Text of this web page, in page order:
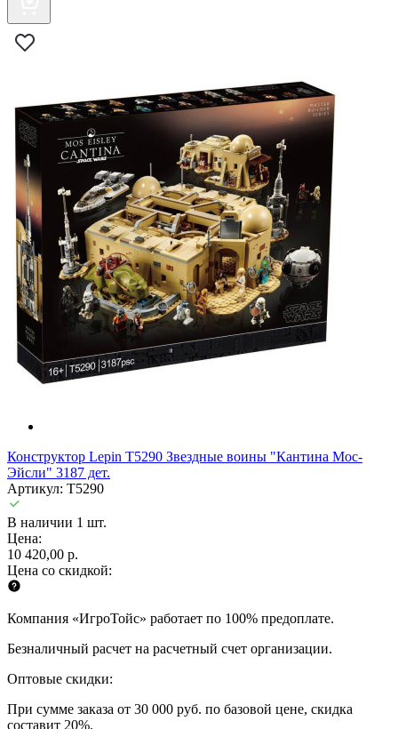
Конструктор Lepin T5290 Звездные воины "Кантина Мос-
Эйсли" 3187 дет.
Артикул: T5290
В наличии 1 шт.
Цена:
10 420,00 р.
Цена со скидкой:
Компания «ИгроТойс» работает по 100% предоплате.
Безналичный расчет на расчетный счет организации.
Оптовые скидки:
При сумме заказа от 30 000 руб. по базовой цене, скидка
составит 20%.